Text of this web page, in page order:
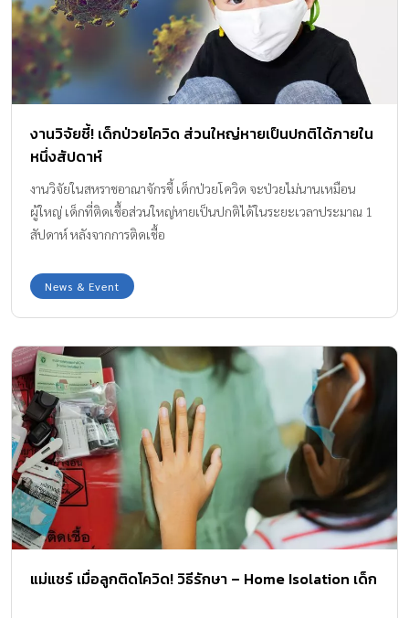
งานวิจัยชี้! เด็กป่วยโควิด ส่วนใหญ่หายเป็นปกติได้ภายใน
หนึ่งสัปดาห์
งานวิจัยในสหราชอาณาจักรชี้ เด็กป่วยโควิด จะป่วยไม่นานเหมือน
ผู้ใหญ่ เด็กที่ติดเชื้อส่วนใหญ่หายเป็นปกติได้ในระยะเวลาประมาณ 1
สัปดาห์ หลังจากการติดเชื้อ
News & Event
แม่แชร์ เมื่อลูกติดโควิด! วิธีรักษา – Home Isolation เด็ก